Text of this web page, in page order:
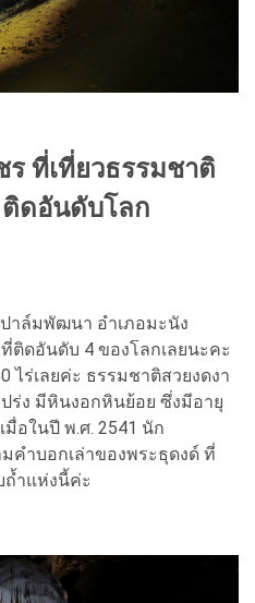
ร ที่เที่ยวธรรมชาติ
ดอันดับโลก
าล์มพัฒนา อำเภอมะนัง
ติดอันดับ 4 ของโลกเลยนะคะ
ร่เลยค่ะ ธรรมชาติสวยงดงา
ร่ง มีหินงอกหินย้อย ซึ่งมีอายุ
อในปี พ.ศ. 2541 นัก
คำบอกเล่าของพระธุดงด์ ที่
ถ้ำแห่งนี้ค่ะ